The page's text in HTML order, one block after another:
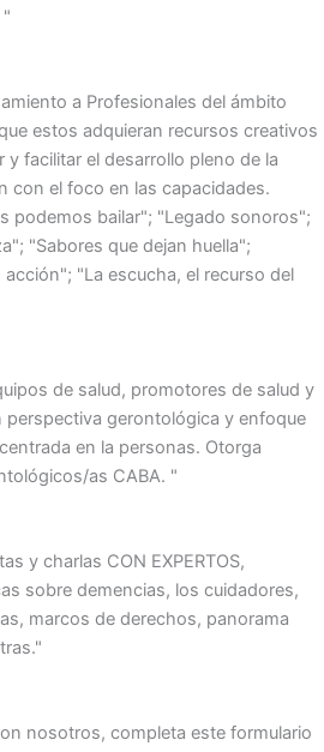
a Profesionales del ámbito
estos adquieran recursos creativos
facilitar el desarrollo pleno de la
con el foco en las capacidades.
podemos bailar"; "Legado sonoros";
"Sabores que dejan huella";
"La escucha, el recurso del
de salud, promotores de salud y
perspectiva gerontológica y enfoque
en la personas. Otorga
as CABA. "
y charlas CON EXPERTOS,
sobre demencias, los cuidadores,
marcos de derechos, panorama
nosotros, completa este formulario